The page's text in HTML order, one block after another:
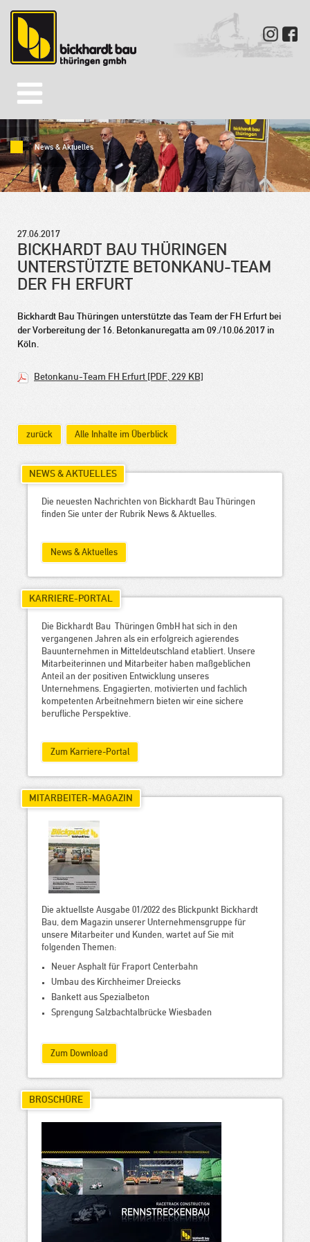
News & Aktuelles
27.06.2017
BICKHARDT BAU THÜRINGEN
UNTERSTÜTZTE BETONKANU-TEAM
DER FH ERFURT
Bickhardt Bau Thüringen unterstützte das Team der FH Erfurt bei
der Vorbereitung der 16. Betonkanuregatta am 09./10.06.2017 in
Köln.
Betonkanu-Team FH Erfurt [PDF, 229 KB]
zurück Alle Inhalte im Überblick
NEWS & AKTUELLES
Die neuesten Nachrichten von Bickhardt Bau Thüringen
finden Sie unter der Rubrik News & Aktuelles.
News & Aktuelles
KARRIERE-PORTAL
Die Bickhardt Bau Thüringen GmbH hat sich in den
vergangenen Jahren als ein erfolgreich agierendes
Bauunternehmen in Mitteldeutschland etabliert. Unsere
Mitarbeiterinnen und Mitarbeiter haben maßgeblichen
Anteil an der positiven Entwicklung unseres
Unternehmens. Engagierten, motivierten und fachlich
kompetenten Arbeitnehmern bieten wir eine sichere
berufliche Perspektive.
Zum Karriere-Portal
MITARBEITER-MAGAZIN
Die aktuellste Ausgabe 01/2022 des Blickpunkt Bickhardt
Bau, dem Magazin unserer Unternehmensgruppe für
unsere Mitarbeiter und Kunden, wartet auf Sie mit
folgenden Themen:
Neuer Asphalt für Fraport Centerbahn
Umbau des Kirchheimer Dreiecks
Bankett aus Spezialbeton
Sprengung Salzbachtalbrücke Wiesbaden
Zum Download
BROSCHÜRE